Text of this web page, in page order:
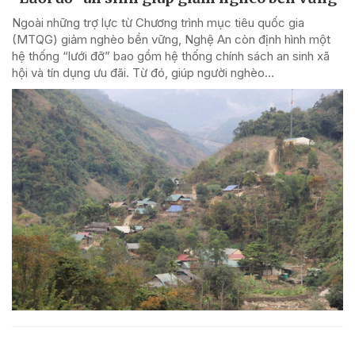
Ngoài những trợ lực từ Chương trình mục tiêu quốc gia
(MTQG) giảm nghèo bền vững, Nghệ An còn định hình một
hệ thống “lưới đỡ” bao gồm hệ thống chính sách an sinh xã
hội và tín dụng ưu đãi. Từ đó, giúp người nghèo...